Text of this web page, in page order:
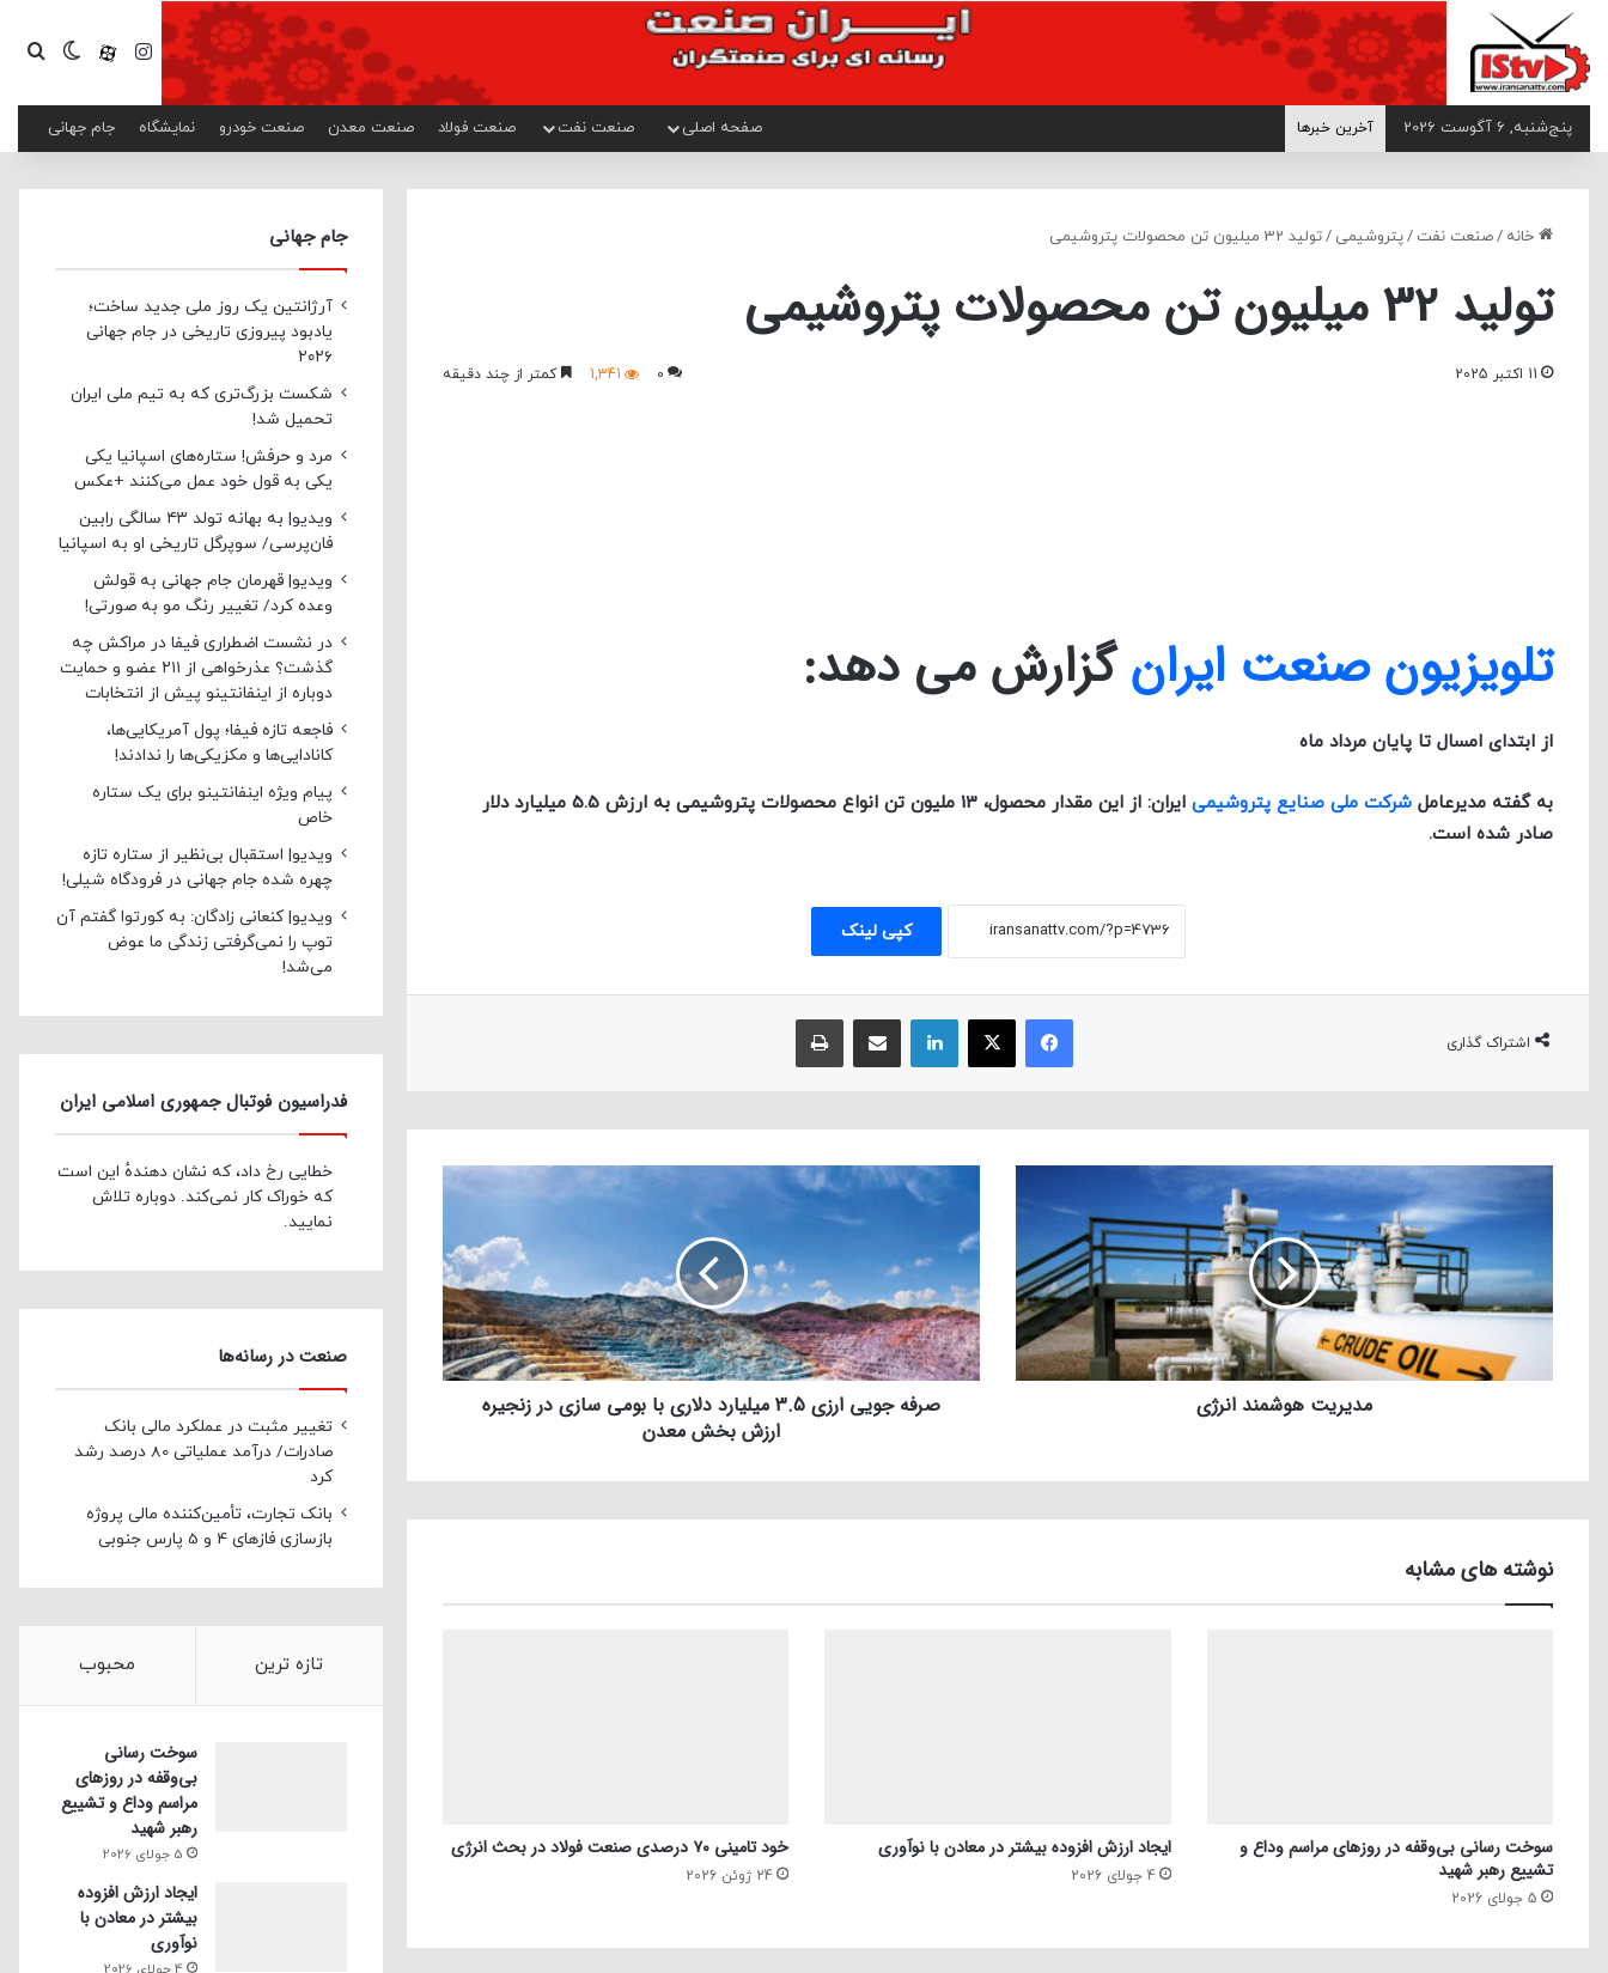
> اینستاگرامآپاراتتغییر
پنج‌شنبه, 6 آگوست 2026 آخرین خبرها صفحه اصلی صنعت نفت صنعت فولاد صنعت معدن صنعت خودرو نمایشگاه جام جهانی
خانه /صنعت نفت /پتروشیمی /تولید 32 میلیون تن محصولات پتروشیمی
تولید 32 میلیون تن محصولات پتروشیمی
11 اکتبر 2025 0
1,341 کمتر از چند دقیقه
تلویزیون صنعت ایرانگزارش می دهد:
از ابتدای امسال تا پایان مرداد ماه
به گفته مدیرعامل شرکت ملی صنایع پتروشیمی
ایران: از این مقدار محصول، 13 ملیون تن انواع محصولات پتروشیمی به ارزش 5.5 میلیارد دلار
صادر شده است.
کپی لینک
اشتراک گذاری
فیسبوک ایکس لینکداین
مدیریت هوشمند انرژی
صرفه جویی ارزی 3.5 میلیارد دلاری با بومی سازی در زنجیره
ارزش بخش معدن
نوشته های مشابه
سوخت رسانی بی‌وقفه در روز‌های مراسم وداع و
تشییع رهبر شهید
5 جولای 2026
ایجاد ارزش افزوده بیشتر در معادن با نوآوری
4 جولای 2026
خود تامینی ۷۰ درصدی صنعت فولاد در بحث انرژی
24 ژوئن 2026
جام جهانی
آرژانتین یک روز ملی جدید ساخت؛
یادبود پیروزی تاریخی در جام جهانی
۲۰۲۶
شکست بزرگ‌تری که به تیم ملی ایران
تحمیل شد!
مرد و حرفش! ستاره‌های اسپانیا یکی
یکی به قول خود عمل می‌کنند +عکس
ویدیو| به بهانه تولد ۴۳ سالگی رابین
فان‌پرسی/ سوپرگل تاریخی او به اسپانیا
ویدیو| قهرمان جام جهانی به قولش
وعده کرد/ تغییر رنگ مو به صورتی!
در نشست اضطراری فیفا در مراکش چه
گذشت؟ عذرخواهی از ۲۱۱ عضو و حمایت
دوباره از اینفانتینو پیش از انتخابات
فاجعه تازه فیفا؛ پول آمریکایی‌ها،
کانادایی‌ها و مکزیکی‌ها را ندادند!
پیام ویژه اینفانتینو برای یک ستاره
خاص
ویدیو| استقبال بی‌نظیر از ستاره تازه
چهره شده جام جهانی در فرودگاه شیلی!
ویدیو| کنعانی زادگان: به کورتوا گفتم آن
توپ را نمی‌گرفتی زندگی ما عوض
می‌شد!
فدراسیون فوتبال جمهوری اسلامی ایران
خطایی رخ داد، که نشان دهندهٔ این است
که خوراک کار نمی‌کند. دوباره تلاش
نمایید.
صنعت در رسانه‌ها
تغییر مثبت در عملکرد مالی بانک
صادرات/ درآمد عملیاتی 80 درصد رشد
کرد
بانک تجارت، تأمین‌کننده مالی پروژه
بازسازی فازهای 4 و 5 پارس جنوبی
تازه ترین محبوب
سوخت رسانی
بی‌وقفه در روز‌های
مراسم وداع و تشییع
رهبر شهید
5 جولای 2026
ایجاد ارزش افزوده
بیشتر در معادن با
نوآوری